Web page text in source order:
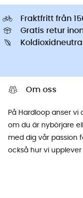
Fraktfritt från
Gratis retur
Om oss
På Hardloop anser vi
om du är nybörjare
med dig vår passion
också hur vi upplever